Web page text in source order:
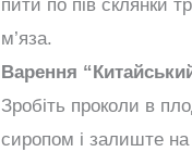
пити по пів склянки
м’яза.
Варення
Зробіть проколи в
сиропом і залиште на